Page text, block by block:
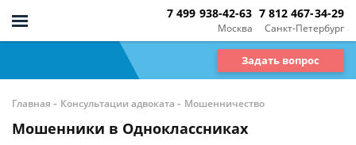
Москва
7 499 938-42-63
Санкт-Петербург
7 812 467-34-29
Задать вопрос
Главная - Консультации адвоката - Мошенничество
Мошенники в Одноклассниках